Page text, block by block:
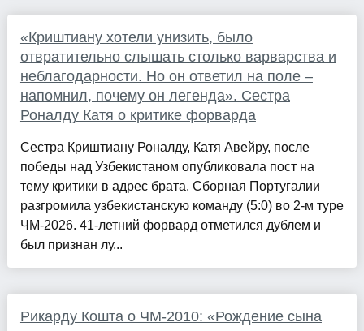
«Криштиану хотели унизить, было
отвратительно слышать столько варварства и
неблагодарности. Но он ответил на поле –
напомнил, почему он легенда». Сестра
Роналду Катя о критике форварда
Сестра Криштиану Роналду, Катя Авейру, после
победы над Узбекистаном опубликовала пост на
тему критики в адрес брата. Сборная Португалии
разгромила узбекистанскую команду (5:0) во 2-м туре
ЧМ-2026. 41-летний форвард отметился дублем и
был признан лу...
Рикарду Кошта о ЧМ-2010: «Рождение сына